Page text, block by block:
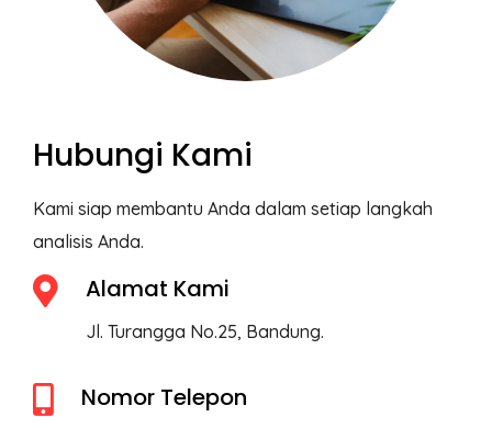
Hubungi Kami
Kami siap membantu Anda dalam setiap langkah
analisis Anda.
Alamat Kami
Jl. Turangga No.25, Bandung.
Nomor Telepon